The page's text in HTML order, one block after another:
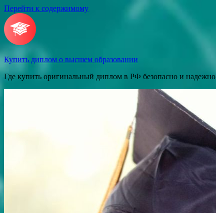
Перейти к содержимому
Купить диплом о высшем образовании
Где купить оригинальный диплом в РФ безопасно и надежно